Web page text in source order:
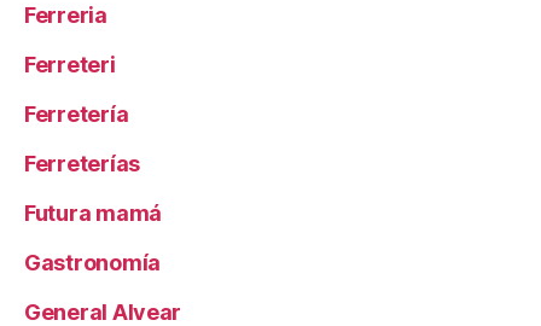
Ferreria
Ferreteri
Ferretería
Ferreterías
Futura mamá
Gastronomía
General Alvear